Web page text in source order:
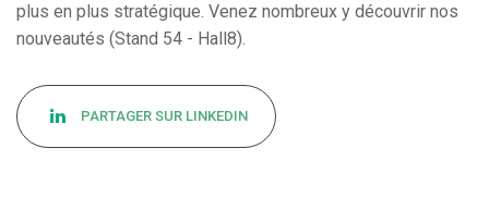
plus en plus stratégique. Venez nombreux y découvrir nos
nouveautés (Stand 54 - Hall8).
PARTAGER SUR LINKEDIN